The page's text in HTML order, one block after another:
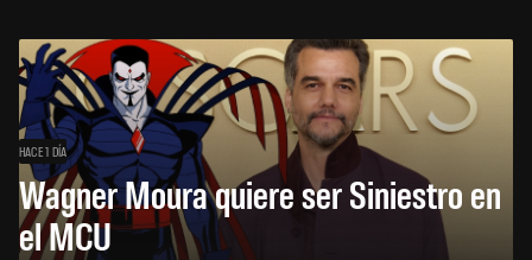
HACE 1 DÍA
Wagner Moura quiere ser Siniestro en
el MCU